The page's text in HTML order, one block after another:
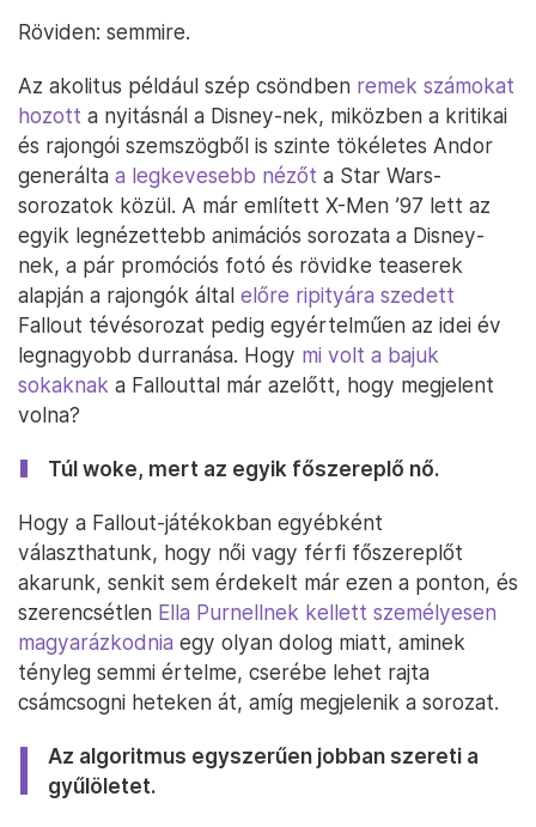
Röviden: semmire.
Az akolitus például szép csöndben remek számokat
hozott a nyitásnál a Disney-nek, miközben a kritikai
és rajongói szemszögből is szinte tökéletes Andor
generálta a legkevesebb nézőt a Star Wars-
sorozatok közül. A már említett X-Men ’97 lett az
egyik legnézettebb animációs sorozata a Disney-
nek, a pár promóciós fotó és rövidke teaserek
alapján a rajongók által előre ripityára szedett
Fallout tévésorozat pedig egyértelműen az idei év
legnagyobb durranása. Hogy mi volt a bajuk
sokaknak a Fallouttal már azelőtt, hogy megjelent
volna?
Túl woke, mert az egyik főszereplő nő.
Hogy a Fallout-játékokban egyébként
választhatunk, hogy női vagy férfi főszereplőt
akarunk, senkit sem érdekelt már ezen a ponton, és
szerencsétlen Ella Purnellnek kellett személyesen
magyarázkodnia egy olyan dolog miatt, aminek
tényleg semmi értelme, cserébe lehet rajta
csámcsogni heteken át, amíg megjelenik a sorozat.
Az algoritmus egyszerűen jobban szereti a
gyűlöletet.